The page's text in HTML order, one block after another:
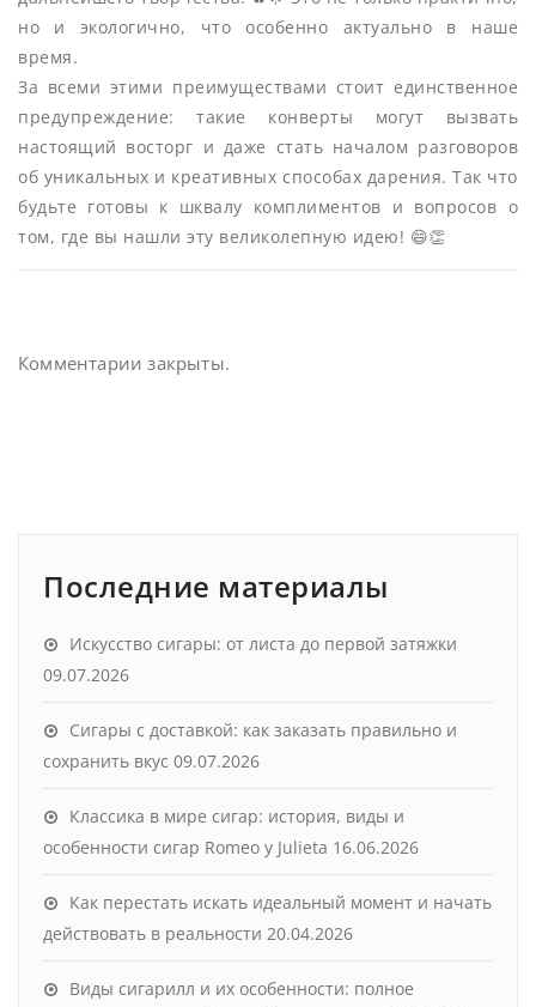
но и экологично, что особенно актуально в наше
время.
За всеми этими преимуществами стоит единственное
предупреждение: такие конверты могут вызвать
настоящий восторг и даже стать началом разговоров
об уникальных и креативных способах дарения. Так что
будьте готовы к шквалу комплиментов и вопросов о
том, где вы нашли эту великолепную идею! 😄👏
Комментарии закрыты.
Последние материалы
Искусство сигары: от листа до первой затяжки
09.07.2026
Сигары с доставкой: как заказать правильно и
сохранить вкус 09.07.2026
Классика в мире сигар: история, виды и
особенности сигар Romeo y Julieta 16.06.2026
Как перестать искать идеальный момент и начать
действовать в реальности 20.04.2026
Виды сигарилл и их особенности: полное